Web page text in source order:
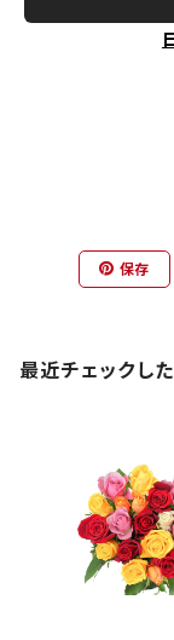
保存
最近チェックし